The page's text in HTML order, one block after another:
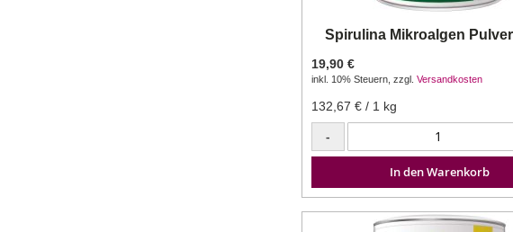
Spirulina Mikroalgen
19,90 €
inkl. 10% Steuern ,zzgl.Versandkosten
132,67 € / 1 kg
-
In den Warenkorb